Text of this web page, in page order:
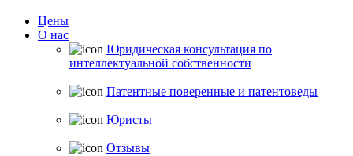
Цены
О нас
Юридическая консультация по
интеллектуальной собственности
Патентные поверенные и патентоведы
Юристы
Отзывы